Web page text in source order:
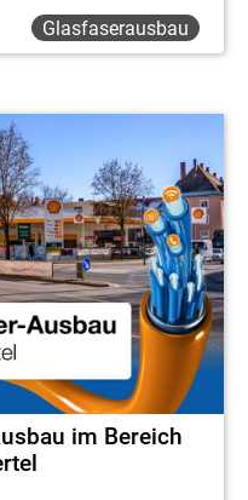
Glasfaserausbau
im Bereich